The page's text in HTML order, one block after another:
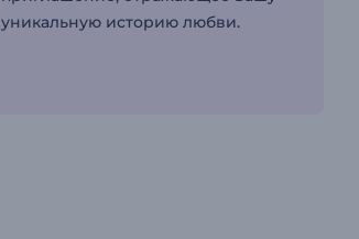
уникальную историю любви.